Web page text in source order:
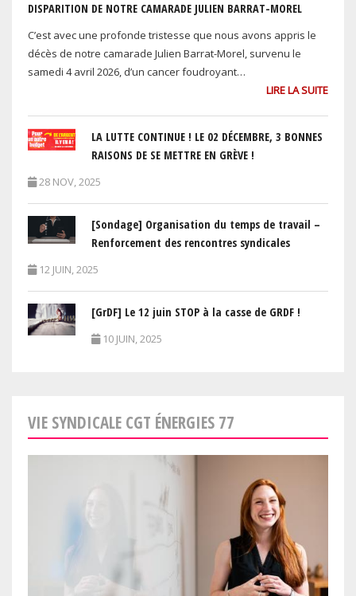
DISPARITION DE NOTRE CAMARADE JULIEN BARRAT-MOREL
C’est avec une profonde tristesse que nous avons appris le
décès de notre camarade Julien Barrat-Morel, survenu le
samedi 4 avril 2026, d’un cancer foudroyant…
LIRE LA SUITE
LA LUTTE CONTINUE ! LE 02 DÉCEMBRE, 3 BONNES
RAISONS DE SE METTRE EN GRÈVE !
28 NOV, 2025
[Sondage] Organisation du temps de travail –
Renforcement des rencontres syndicales
12 JUIN, 2025
[GrDF] Le 12 juin STOP à la casse de GRDF !
10 JUIN, 2025
VIE SYNDICALE CGT ÉNERGIES 77